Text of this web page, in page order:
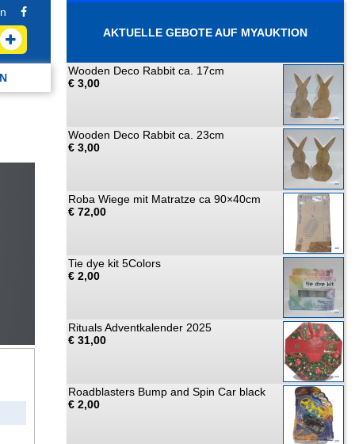
AKTUELLE GEBOTE AUF MYAUKTION
Wooden Deco Rabbit ca. 17cm
€ 3,00
Wooden Deco Rabbit ca. 23cm
€ 3,00
Roba Wiege mit Matratze ca 90×40cm
€ 72,00
Tie dye kit 5Colors
€ 2,00
Rituals Adventkalender 2025
€ 31,00
Roadblasters Bump and Spin Car black
€ 2,00